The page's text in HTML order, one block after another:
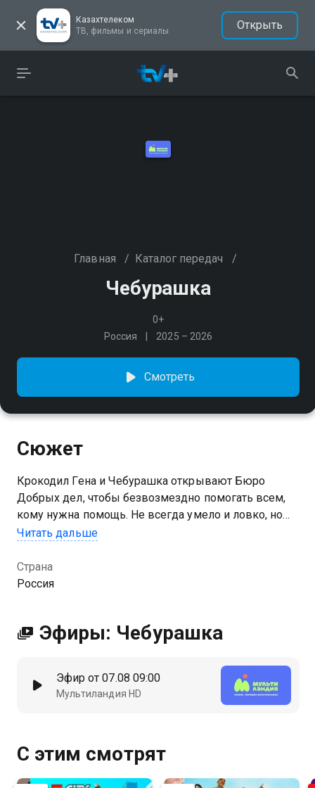
Казахтелеком
ТВ, фильмы и сериалы
Открыть
Главная / Каталог передач /
Чебурашка
0+
Россия
2025 – 2026
Смотреть
Сюжет
Крокодил Гена и Чебурашка открывают Бюро
Добрых дел, чтобы безвозмездно помогать всем,
кому нужна помощь. Не всегда умело и ловко, но
всегда от всей души
Читать дальше
Страна
Россия
Эфиры: Чебурашка
Эфир от 07.08 09:00
Мультиландия HD
С этим смотрят